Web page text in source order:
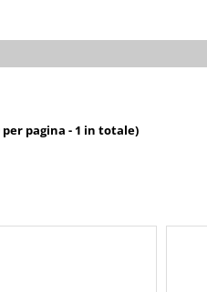
pagina - 1 in totale)